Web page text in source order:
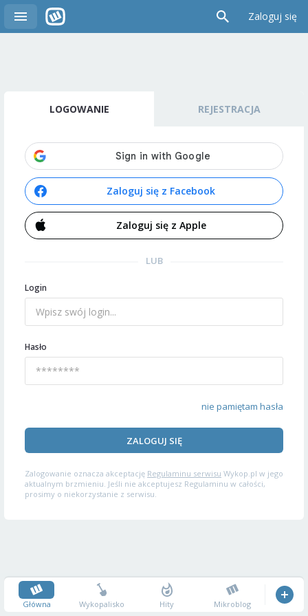
Zaloguj się
LOGOWANIE REJESTRACJA
Zaloguj się z Facebook
Zaloguj się z Apple
LUB
Login
Hasło
nie pamiętam hasła
ZALOGUJ SIĘ
Zalogowanie oznacza akceptację Regulaminu serwisu Wykop.pl w jego
aktualnym brzmieniu. Jeśli nie akceptujesz Regulaminu w całości,
prosimy o niekorzystanie z serwisu.
Główna Wykopalisko Hity Mikroblog